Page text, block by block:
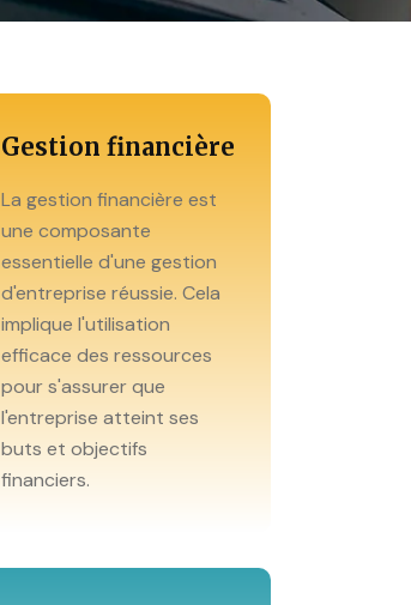
Gestion financière
La gestion financière est
une composante
essentielle d'une gestion
d'entreprise réussie. Cela
implique l'utilisation
efficace des ressources
pour s'assurer que
l'entreprise atteint ses
buts et objectifs
financiers.